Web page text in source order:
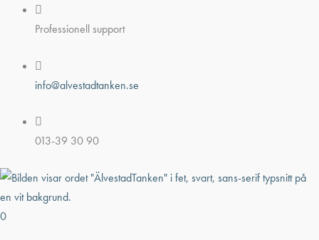
Hoppa
Professionell support
info@alvestadtanken.se
013-39 30 90
0